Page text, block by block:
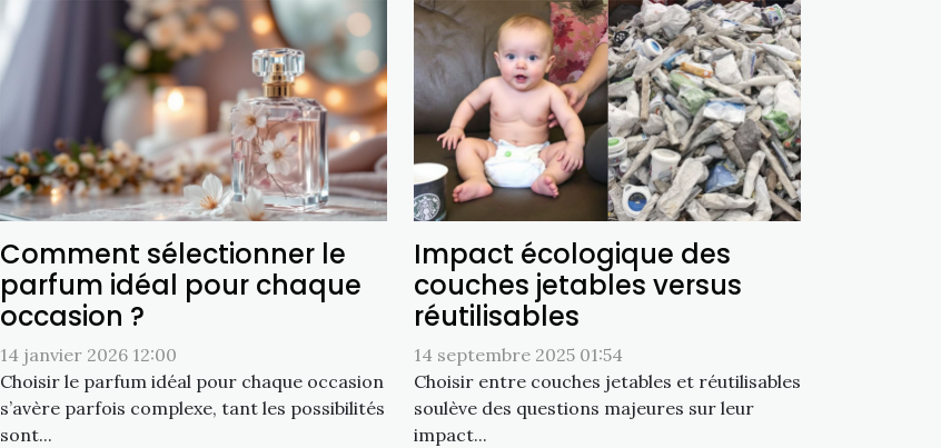
Comment sélectionner le
parfum idéal pour chaque
occasion ?
14 janvier 2026 12:00
Choisir le parfum idéal pour chaque occasion
s’avère parfois complexe, tant les possibilités
sont...
Impact écologique des
couches jetables versus
réutilisables
14 septembre 2025 01:54
Choisir entre couches jetables et réutilisables
soulève des questions majeures sur leur
impact...